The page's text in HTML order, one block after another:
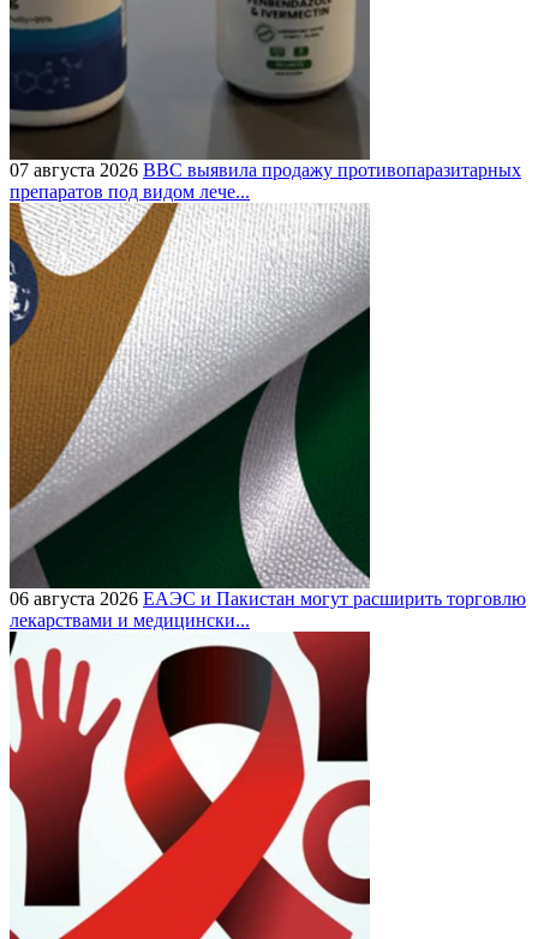
07 августа 2026 BBC выявила продажу противопаразитарных
препаратов под видом лече...
06 августа 2026 ЕАЭС и Пакистан могут расширить торговлю
лекарствами и медицински...